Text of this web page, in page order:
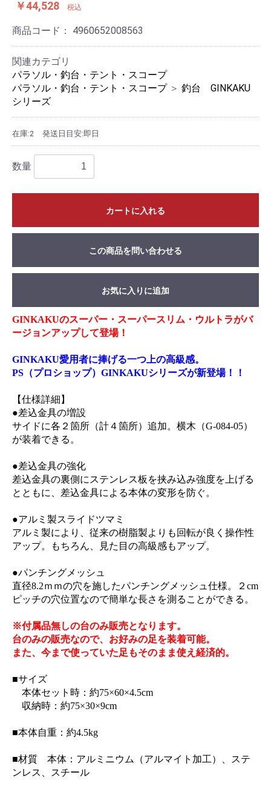
￥44,528 税込
商品コード： 4960652008563
関連カテゴリ
パラソル・釣台・テント・スコープ
パラソル・釣台・テント・スコープ ＞ 釣台 GINKAKU
シリーズ
在庫:2 発送日目安:即日
数量
カートに入れる
この商品を問い合わせる
お気に入りに追加
GINKAKUのスーパー・スーパースリム・ウルトラがバ
ージョンアップして登場！
GINKAKU愛用者に捧げる一つ上の高級感。
PS（プロショップ）GINKAKUシリーズが新登場！！
【仕様詳細】
●差込金具の増設
サイドに各２箇所（計４箇所）追加。横木（G-084-05）
が装着できる。
●差込金具の強化
差込金具の裏側にステンレス板を挟み込み強度を上げる
とともに、差込金具による本体の変形を防ぐ。
●アルミ製スライドツマミ
アルミ製により、従来の樹脂製よりも回転が良く操作性
アップ。もちろん、見た目の高級感もアップ。
●パンチングメッシュ
直径8.2ｍｍの穴を施したパンチングメッシュ仕様。２cm
ピッチの穴位置なので簡単な長さを測ることができる。
※付属品無しの台のみ販売となります。
台のみの販売なので、お好みの足を装着可能。
また、今まで使っていた足もそのまま使え経済的。
■サイズ
本体セット時：約75×60×4.5cm
収納時：約75×30×9cm
■本体自重：約4.5kg
■材質 本体：アルミニウム（アルマイト加工）、ステ
ンレス、スチール